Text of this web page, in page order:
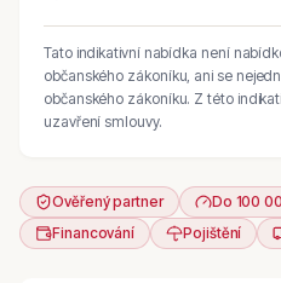
Tato indikativní nabídka není
občanského zákoníku, ani se
občanského zákoníku. Z této
uzavření smlouvy.
Ověřený partner Do 100
Financování
Pojištění